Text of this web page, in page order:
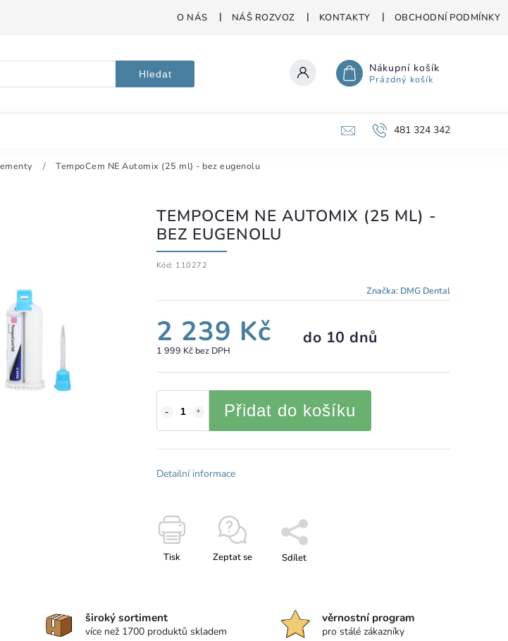
O NÁS NÁŠ ROZVOZ KONTAKTY OBCHODNÍ PODMÍNKY
Hledat Nákupní košík
Prázdný košík
481 324 342
/ TempoCem NE Automix (25 ml) - bez eugenolu
TEMPOCEM NE AUTOMIX (25 ML) -
BEZ EUGENOLU
Kód: 110272
Značka: DMG Dental
2 239 Kč
1 999 Kč bez DPH
do 10 dnů
Přidat do košíku
Detailní informace
Tisk Zeptat se Sdílet
široký sortiment
více než 1700 produktů skladem
věrnostní program
pro stálé zákazníky